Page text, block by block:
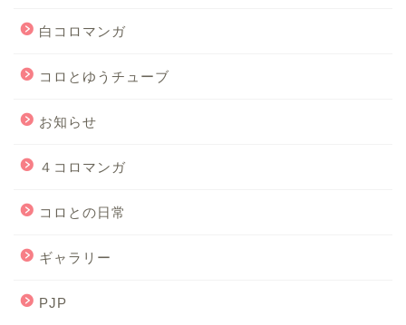
白コロマンガ
コロとゆうチューブ
お知らせ
４コロマンガ
コロとの日常
ギャラリー
PJP